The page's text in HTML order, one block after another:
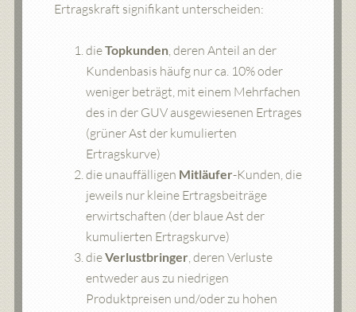
Ertragskraft signifikant unterscheiden:
dieTopkunden, deren Anteil an der
Kundenbasis häufg nur ca. 10% oder
weniger beträgt, mit einem Mehrfachen
des in der GUV ausgewiesenen Ertrages
(grüner Ast der kumulierten
Ertragskurve)
die unauffälligen Mitläufer-Kunden, die
jeweils nur kleine Ertragsbeiträge
erwirtschaften (der blaue Ast der
kumulierten Ertragskurve)
dieVerlustbringer, deren Verluste
entweder aus zu niedrigen
Produktpreisen und/oder zu hohen